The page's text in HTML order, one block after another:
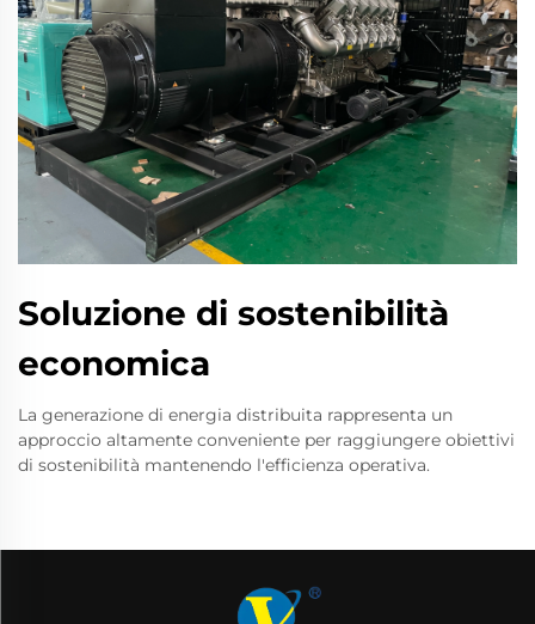
Soluzione di sostenibilità
economica
La generazione di energia distribuita rappresenta un
approccio altamente conveniente per raggiungere obiettivi
di sostenibilità mantenendo l'efficienza operativa.